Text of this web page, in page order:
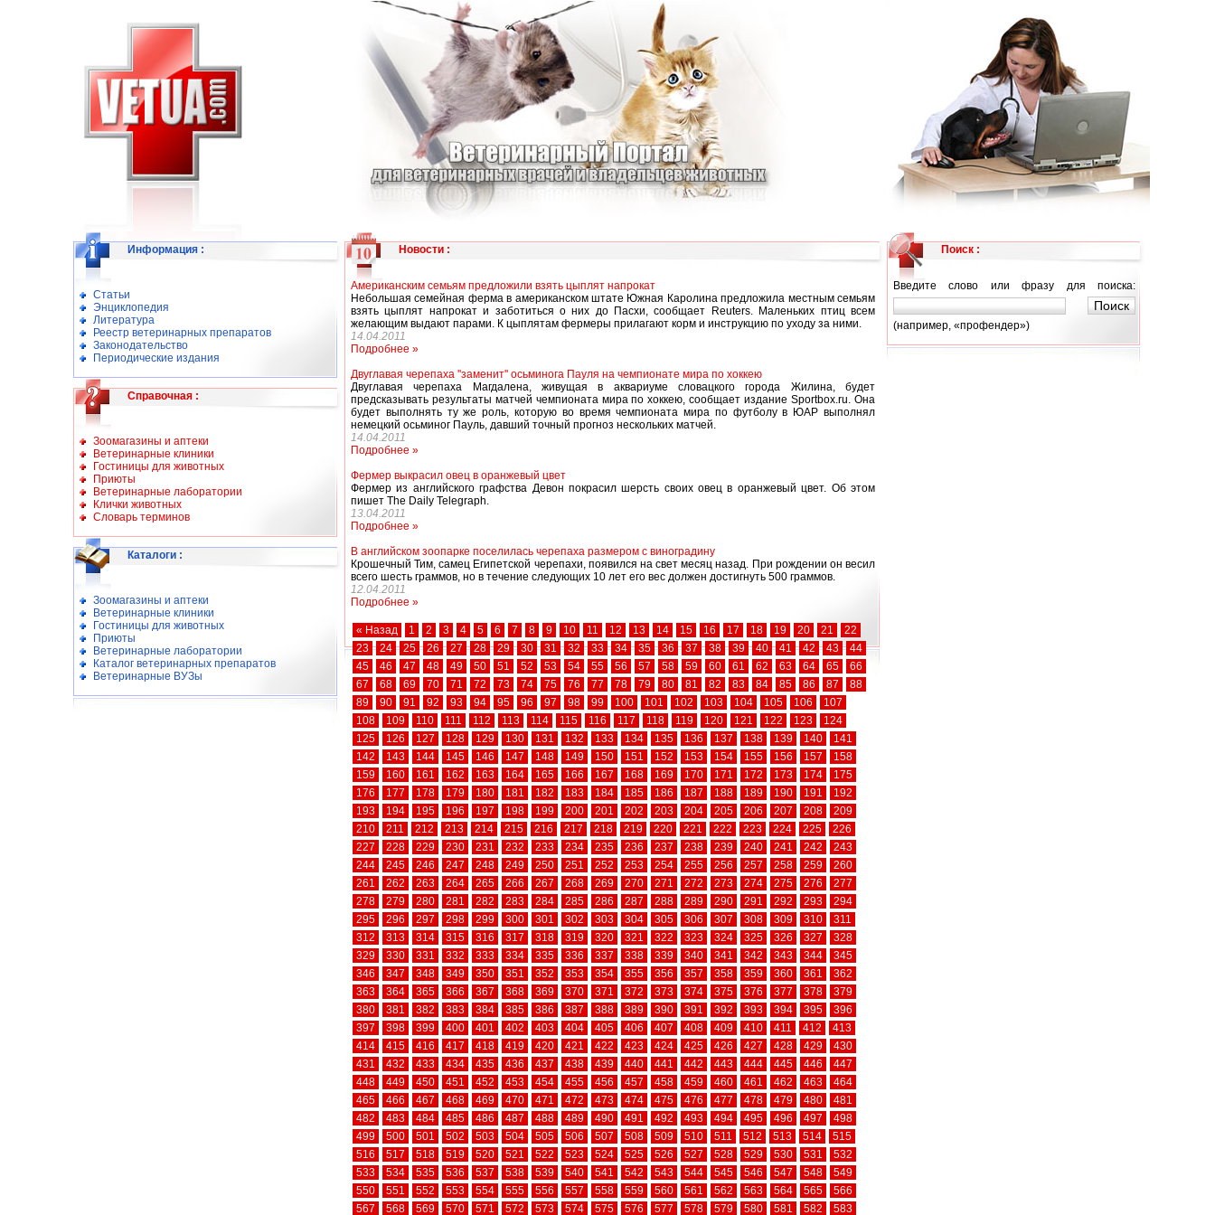
Информация :
Статьи
Энциклопедия
Литература
Реестр ветеринарных препаратов
Законодательство
Периодические издания
Справочная :
Зоомагазины и аптеки
Ветеринарные клиники
Гостиницы для животных
Приюты
Ветеринарные лаборатории
Клички животных
Словарь терминов
Каталоги :
Зоомагазины и аптеки
Ветеринарные клиники
Гостиницы для животных
Приюты
Ветеринарные лаборатории
Каталог ветеринарных препаратов
Ветеринарные ВУЗы
Новости :
Американским семьям предложили взять цыплят напрокат
Небольшая семейная ферма в американском штате Южная Каролина предложила местным семьям
взять цыплят напрокат и заботиться о них до Пасхи, сообщает Reuters. Маленьких птиц всем
желающим выдают парами. К цыплятам фермеры прилагают корм и инструкцию по уходу за ними.
14.04.2011
Подробнее »
Двуглавая черепаха ''заменит'' осьминога Пауля на чемпионате мира по хоккею
Двуглавая черепаха Магдалена, живущая в аквариуме словацкого города Жилина, будет
предсказывать результаты матчей чемпионата мира по хоккею, сообщает издание Sportbox.ru. Она
будет выполнять ту же роль, которую во время чемпионата мира по футболу в ЮАР выполнял
немецкий осьминог Пауль, давший точный прогноз нескольких матчей.
14.04.2011
Подробнее »
Фермер выкрасил овец в оранжевый цвет
Фермер из английского графства Девон покрасил шерсть своих овец в оранжевый цвет. Об этом
пишет The Daily Telegraph.
13.04.2011
Подробнее »
В английском зоопарке поселилась черепаха размером с виноградину
Крошечный Тим, самец Египетской черепахи, появился на свет месяц назад. При рождении он весил
всего шесть граммов, но в течение следующих 10 лет его вес должен достигнуть 500 граммов.
12.04.2011
Подробнее »
« Назад 1 2 3 4 5 6 7 8 9 10 11 12 13 14 15 16 17 18 19 20 21
22
23
24 25 26 27 28 29 30 31 32 33 34 35 36 37 38 39 40 41 42 43
44
45
46 47 48 49 50 51 52 53 54 55 56 57 58 59 60 61 62 63 64 65
66
67
68 69 70 71 72 73 74 75 76 77 78 79 80 81 82 83 84 85 86 87
88
89
90 91 92 93 94 95 96 97 98 99 100 101 102 103 104 105 106
107
108
109 110 111 112 113 114 115 116 117 118 119 120 121 122 123
124
125
126 127 128 129 130 131 132 133 134 135 136 137 138 139 140
141
142
143 144 145 146 147 148 149 150 151 152 153 154 155 156 157
158
159
160 161 162 163 164 165 166 167 168 169 170 171 172 173 174
175
176
177 178 179 180 181 182 183 184 185 186 187 188 189 190 191
192
193
194 195 196 197 198 199 200 201 202 203 204 205 206 207 208
209
210
211 212 213 214 215 216 217 218 219 220 221 222 223 224 225
226
227
228 229 230 231 232 233 234 235 236 237 238 239 240 241 242
243
244
245 246 247 248 249 250 251 252 253 254 255 256 257 258 259
260
261
262 263 264 265 266 267 268 269 270 271 272 273 274 275 276
277
278
279 280 281 282 283 284 285 286 287 288 289 290 291 292 293
294
295
296 297 298 299 300 301 302 303 304 305 306 307 308 309 310
311
312
313 314 315 316 317 318 319 320 321 322 323 324 325 326 327
328
329
330 331 332 333 334 335 336 337 338 339 340 341 342 343 344
345
346
347 348 349 350 351 352 353 354 355 356 357 358 359 360 361
362
363
364 365 366 367 368 369 370 371 372 373 374 375 376 377 378
379
380
381 382 383 384 385 386 387 388 389 390 391 392 393 394 395
396
397
398 399 400 401 402 403 404 405 406 407 408 409 410 411 412
413
414
415 416 417 418 419 420 421 422 423 424 425 426 427 428 429
430
431
432 433 434 435 436 437 438 439 440 441 442 443 444 445 446
447
448
449 450 451 452 453 454 455 456 457 458 459 460 461 462 463
464
465
466 467 468 469 470 471 472 473 474 475 476 477 478 479 480
481
482
483 484 485 486 487 488 489 490 491 492 493 494 495 496 497
498
499
500 501 502 503 504 505 506 507 508 509 510 511 512 513 514
515
516
517 518 519 520 521 522 523 524 525 526 527 528 529 530 531
532
533
534 535 536 537 538 539 540 541 542 543 544 545 546 547 548
549
550
551 552 553 554 555 556 557 558 559 560 561 562 563 564 565
566
567
568 569 570 571 572 573 574 575 576 577 578 579 580 581 582 583
Поиск :
Введите слово или фразу для поиска:
(например, «профендер»)